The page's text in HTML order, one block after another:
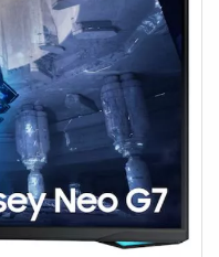
petit pinceau pour
les fards, c'est le nouvel
longue tenue.